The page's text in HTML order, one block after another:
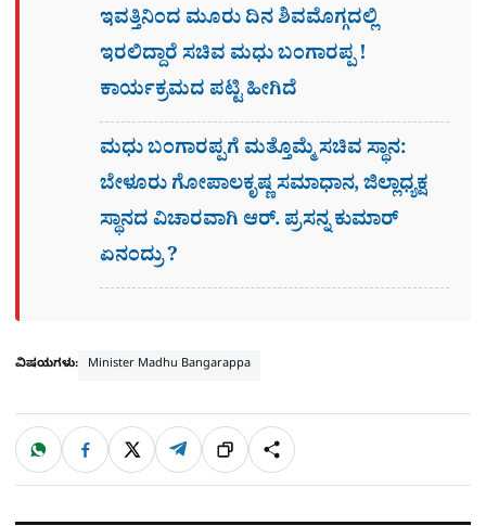
ಇವತ್ತಿನಿಂದ ಮೂರು ದಿನ ಶಿವಮೊಗ್ಗದಲ್ಲಿ
ಇರಲಿದ್ದಾರೆ ಸಚಿವ ಮಧು ಬಂಗಾರಪ್ಪ !
ಕಾರ್ಯಕ್ರಮದ ಪಟ್ಟಿ ಹೀಗಿದೆ
ಮಧು ಬಂಗಾರಪ್ಪಗೆ ಮತ್ತೊಮ್ಮೆ ಸಚಿವ ಸ್ಥಾನ:
ಬೇಳೂರು ಗೋಪಾಲಕೃಷ್ಣ ಸಮಾಧಾನ, ಜಿಲ್ಲಾಧ್ಯಕ್ಷ
ಸ್ಥಾನದ ವಿಚಾರವಾಗಿ ಆರ್. ಪ್ರಸನ್ನ ಕುಮಾರ್
ಏನಂದ್ರು ?
ವಿಷಯಗಳು: Minister Madhu Bangarappa
ಹಂಚಿಕೊಳ್ಳಿ
W
a
t
p
F
c
e
o
X T
l
e
a
ಲಿಂ
ಕ್
S
h